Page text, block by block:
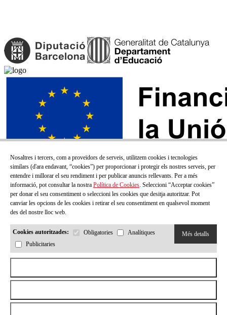
SUBSCRIU-TE AL NOSTRE BUTLLETÍ!
Correu electrónic
Nosaltres i tercers, com a proveïdors de serveis, utilitzem cookies i tecnologies
similars (d'ara endavant, “cookies”) per proporcionar i protegir els nostres serveis, per
entendre i millorar el seu rendiment i per publicar anuncis rellevants. Per a més
informació, pot consultar la nostra Política de Cookies. Seleccioni “Acceptar cookies”
per donar el seu consentiment o seleccioni les cookies que desitja autoritzar. Pot
canviar les opcions de les cookies i retirar el seu consentiment en qualsevol moment
des del nostre lloc web.
Cookies autoritzades: Obligatories
Analítiques
Publicitaries
Més detalls